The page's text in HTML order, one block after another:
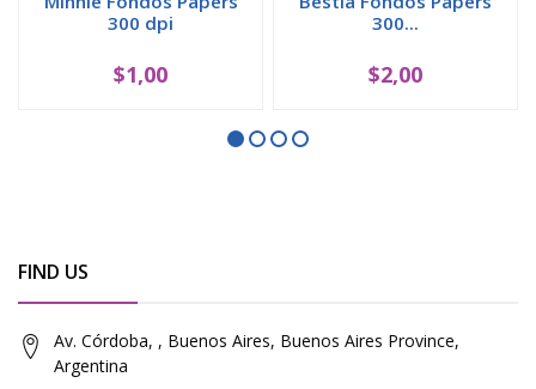
300 dpi
$1,00
300...
$2,00
FIND US
Av. Córdoba, , Buenos Aires, Buenos Aires Province,
Argentina